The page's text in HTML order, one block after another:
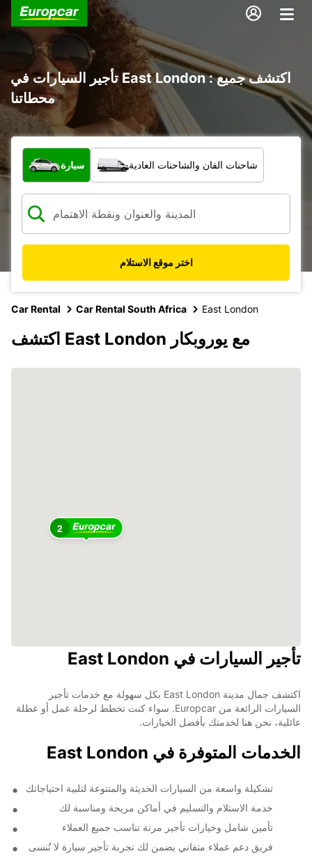
تأجير السيارات في East London : اكتشف جميع
محطاتنا
ما نوع المركبة؟
سيارة شاحنات الفان والشاحنات العادية
اختر موقع الاستلام
Car Rental Car Rental South Africa East London
اكتشف East London مع يوروبكار
2
تأجير السيارات في East London
اكتشف جمال مدينة East London بكل سهولة مع خدمات تأجير
السيارات الرائعة من Europcar. سواء كنت تخطط لرحلة عمل أو عطلة
عائلية، نحن هنا لخدمتك بأفضل الخيارات.
الخدمات المتوفرة في East London
تشكيلة واسعة من السيارات الحديثة والمتنوعة لتلبية احتياجاتك
خدمة الاستلام والتسليم في أماكن مريحة ومناسبة لك
تأمين شامل وخيارات تأجير مرنة تناسب جميع العملاء
فريق دعم عملاء متفاني يضمن لك تجربة تأجير سيارة لا تُنسى